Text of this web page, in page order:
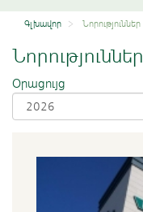
Գլխավոր Նորություններ
Նորություններ
Օրացույց